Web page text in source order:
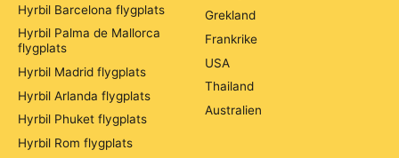
Hyrbil Barcelona flygplats
Hyrbil Palma de Mallorca
flygplats
Hyrbil Madrid flygplats
Hyrbil Arlanda flygplats
Hyrbil Phuket flygplats
Hyrbil Rom flygplats
Grekland
Frankrike
USA
Thailand
Australien